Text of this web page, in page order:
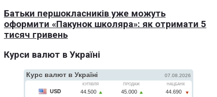
Батьки першокласників уже можуть
оформити «Пакунок школяра»: як отримати 5
тисяч гривень
Курси валют в Україні